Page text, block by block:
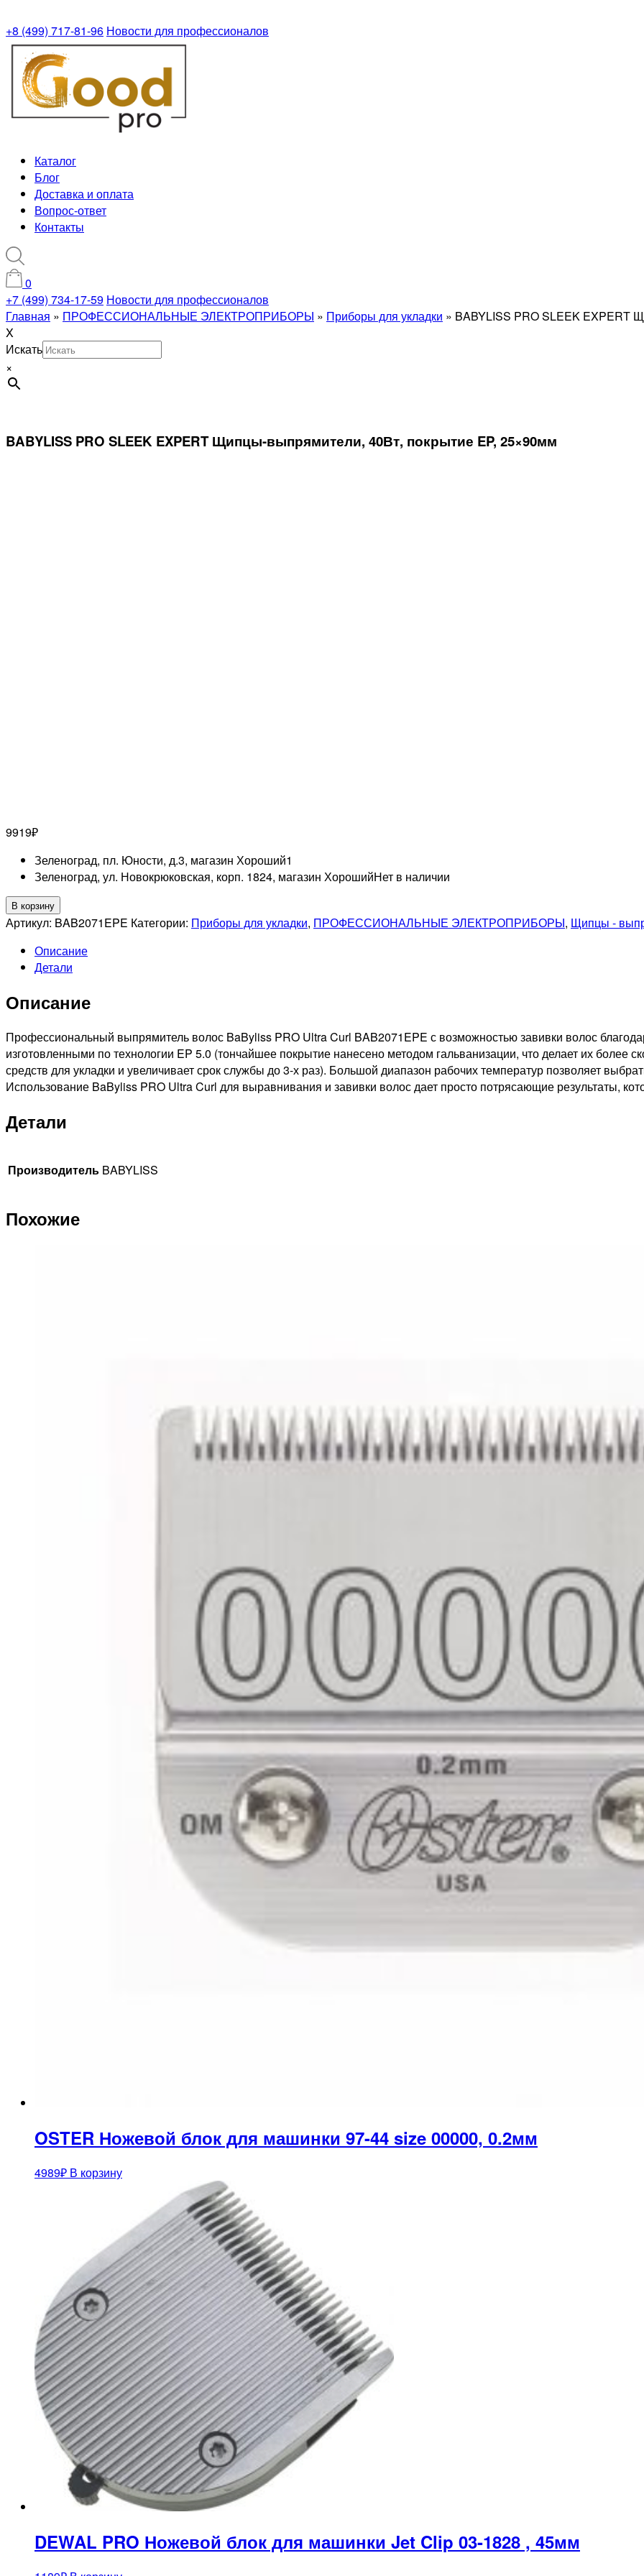
+8 (499) 717-81-96 Новости для профессионалов
Каталог
Блог
Доставка и оплата
Вопрос-ответ
Контакты
0
+7 (499) 734-17-59 Новости для профессионалов
Главная » ПРОФЕССИОНАЛЬНЫЕ ЭЛЕКТРОПРИБОРЫ » Приборы для укладки » BABYLISS PRO SLEEK EXPERT
X
Искать
×
BABYLISS PRO SLEEK EXPERT Щипцы-выпрямители, 40Вт, покрытие EP, 25×90мм
9919₽
Зеленоград, пл. Юности, д.3, магазин Хороший1
Зеленоград, ул. Новокрюковская, корп. 1824, магазин ХорошийНет в наличии
Количество
товара
PRO
SLEEK
Щипцы-
40Вт,
покрытие
EP,
25x90мм
В корзину
Артикул: BAB2071EPE Категории: Приборы для укладки, ПРОФЕССИОНАЛЬНЫЕ ЭЛЕКТРОПРИБОРЫ, Щипцы -
Описание
Детали
Описание
Профессиональный выпрямитель волос BaByliss PRO Ultra Curl BAB2071EPE с возможностью завивки волос
изготовленными по технологии EP 5.0 (тончайшее покрытие нанесено методом гальванизации, что делает их более
средств для укладки и увеличивает срок службы до 3-х раз). Большой диапазон рабочих температур позволяет
Использование BaByliss PRO Ultra Curl для выравнивания и завивки волос дает просто потрясающие результаты,
Детали
Производитель BABYLISS
Похожие
OSTER Ножевой блок для машинки 97-44 size 00000, 0.2мм
4989₽ В корзину
DEWAL PRO Ножевой блок для машинки Jet Clip 03-1828 , 45мм